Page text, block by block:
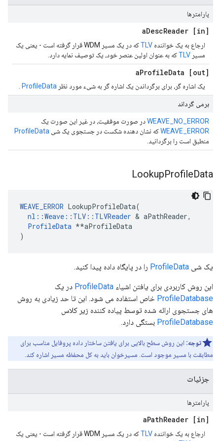
پارامترها
[in] a
DescReader
ارجاع به یک خواننده TLV
که در یک مسیر WDM قرار گرفته است - یعنی یک
مسیر TLVکه به عنوان اولین عنصر خود، یک توصیف نمایه دارد.
[out] a
ProfileData
یک اشاره گر، برای برگرداندن یک اشاره گر به شیء مورد نظر ProfileData
برمی گرداند
WEAVE_NO_ERRORدر صورت موفقیت، در غیر این صورت یک
WEAVE_ERRORکه نشان دهنده شکست در جستجوی یک شی ProfileData
منطبق است را برگردانید.
LookupProfileData
WEAVE_ERROR LookupProfileData(
nl::Weave::TLV::TLVReader & aPathReader,
ProfileData **aProfileData
)
یک شی ProfileData را در پایگاه داده پیدا کنید.
این روش کاربردی برای یافتن اشیاء ProfileData در یک
ProfileDatabase خاص استفاده می شود. این تا حد زیادی به روش
های جستجوی ارائه شده توسط پیاده کننده زیر کلاس
ProfileDatabase بستگی دارد.
توجه: این روش سطح بالایی برای یافتن ساختار داده پروفایل مناسب برای
مطابقت با مسیر موجود است. مسیرخوان باید به کل محفظه مسیر اشاره کند.
جزئیات
پارامترها
[in] a
PathReader
ارجاع به یک خواننده TLV
که در یک مسیر WDM قرار گرفته است - یعنی یک